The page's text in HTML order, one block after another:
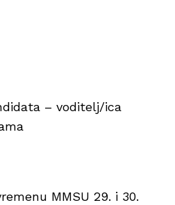
– voditelj/ica
MMSU 29. i 30.